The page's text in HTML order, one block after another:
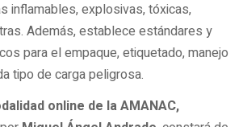
inflamables, explosivas, tóxicas,
Además, establece estándares y
para el empaque, etiquetado, manejo
tipo de carga peligrosa.
online de la AMANAC,